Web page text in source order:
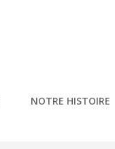
NOTRE HISTOIRE